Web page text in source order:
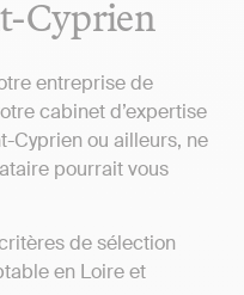
Cyprien
entreprise de
cabinet d’expertise
Cyprien ou ailleurs, ne
pourrait vous
de sélection
en Loire et